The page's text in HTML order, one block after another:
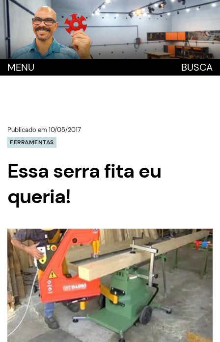
MENU BUSCA
Publicado em 10/05/2017
FERRAMENTAS
Essa serra fita eu
queria!